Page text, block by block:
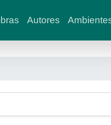
Autores